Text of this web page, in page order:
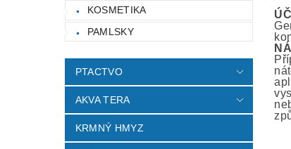
KOSMETIKA
PAMLSKY
PTACTVO
AKVA TERA
KRMNÝ HMYZ